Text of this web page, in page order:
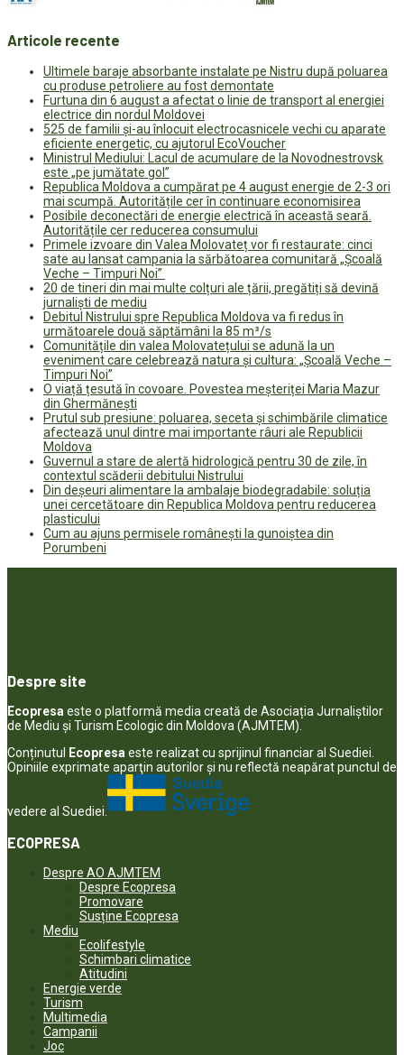
Articole recente
Ultimele baraje absorbante instalate pe Nistru după poluarea
cu produse petroliere au fost demontate
Furtuna din 6 august a afectat o linie de transport al energiei
electrice din nordul Moldovei
525 de familii și-au înlocuit electrocasnicele vechi cu aparate
eficiente energetic, cu ajutorul EcoVoucher
Ministrul Mediului: Lacul de acumulare de la Novodnestrovsk
este „pe jumătate gol”
Republica Moldova a cumpărat pe 4 august energie de 2-3 ori
mai scumpă. Autoritățile cer în continuare economisirea
Posibile deconectări de energie electrică în această seară.
Autoritățile cer reducerea consumului
Primele izvoare din Valea Molovateț vor fi restaurate: cinci
sate au lansat campania la sărbătoarea comunitară „Școală
Veche – Timpuri Noi”
20 de tineri din mai multe colțuri ale țării, pregătiți să devină
jurnaliști de mediu
Debitul Nistrului spre Republica Moldova va fi redus în
următoarele două săptămâni la 85 m³/s
Comunitățile din valea Molovatețului se adună la un
eveniment care celebrează natura și cultura: „Școală Veche –
Timpuri Noi”
O viață țesută în covoare. Povestea meșteriței Maria Mazur
din Ghermănești
Prutul sub presiune: poluarea, seceta și schimbările climatice
afectează unul dintre mai importante râuri ale Republicii
Moldova
Guvernul a stare de alertă hidrologică pentru 30 de zile, în
contextul scăderii debitului Nistrului
Din deșeuri alimentare la ambalaje biodegradabile: soluția
unei cercetătoare din Republica Moldova pentru reducerea
plasticului
Cum au ajuns permisele românești la gunoiștea din
Porumbeni
Despre site
Ecopresaeste o platformă media creată de Asociația Jurnaliștilor
de Mediu și Turism Ecologic din Moldova (AJMTEM).
Conținutul
Ecopresaeste realizat cu sprijinul financiar al Suediei.
Opiniile exprimate aparţin autorilor şi nu reflectă neapărat punctul de
vedere al Suediei.
ECOPRESA
Despre AO AJMTEM
Despre Ecopresa
Promovare
Susține Ecopresa
Mediu
Ecolifestyle
Schimbari climatice
Atitudini
Energie verde
Turism
Multimedia
Campanii
Joc